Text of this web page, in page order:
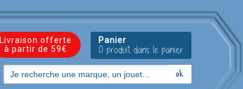
Livraison offerte
à partir de 59€
Panier
0 produit dans le panier